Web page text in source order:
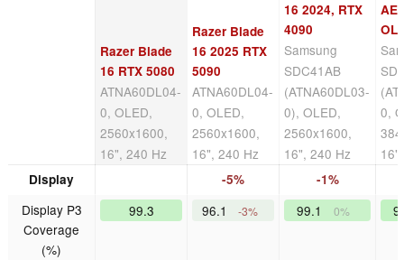
Razer Blade
16 RTX 5080
ATNA60DL04-
0, OLED,
2560x1600,
16", 240 Hz
Razer Blade
16 2025 RTX
5090
ATNA60DL04-
0, OLED,
2560x1600,
16", 240 Hz
16 2024, RTX
4090
Samsung
SDC41AB
(ATNA60DL03-
0), OLED,
2560x1600,
16", 240 Hz
0,
Display -5% -1%
Display P3
Coverage
(%)
99.3 96.1 -3% 99.1 0%